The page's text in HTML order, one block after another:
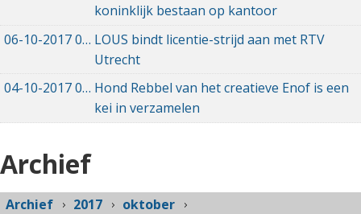
koninklijk bestaan op kantoor
06-10-201706-10-2017 08:21
LOUS bindt licentie-strijd aan met RTV
Utrecht
04-10-201704-10-2017 15:30
Hond Rebbel van het creatieve Enof is een
kei in verzamelen
Archief
Archief 2017
oktober